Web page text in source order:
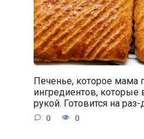
Печенье, которое мама
ингредиентов, которые
рукой. Готовится на раз-
0 0